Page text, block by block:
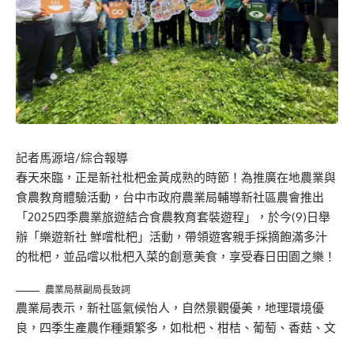
記者馬源培/綜合報導
春天來臨，正是新社枇杷金黃成熟的時節！為推廣在地農業與
食農教育體驗活動，台中市政府農業局輔導新社區農會推出
「2025四季農業旅遊結合食農教育套裝遊程」，於今(9)日舉
辦「樂遊新社 鮮嚐枇杷」活動，帶領遊客親手採摘飽滿多汁
的枇杷，並品嚐以枇杷入菜的創意美食，享受春日田園之樂！
農業局蔡副局長致詞
農業局表示，新社區氣候怡人，自然景觀優美，地理環境優
良，四季生產農作種類繁多，如枇杷、柑桔、葡萄、香菇、文